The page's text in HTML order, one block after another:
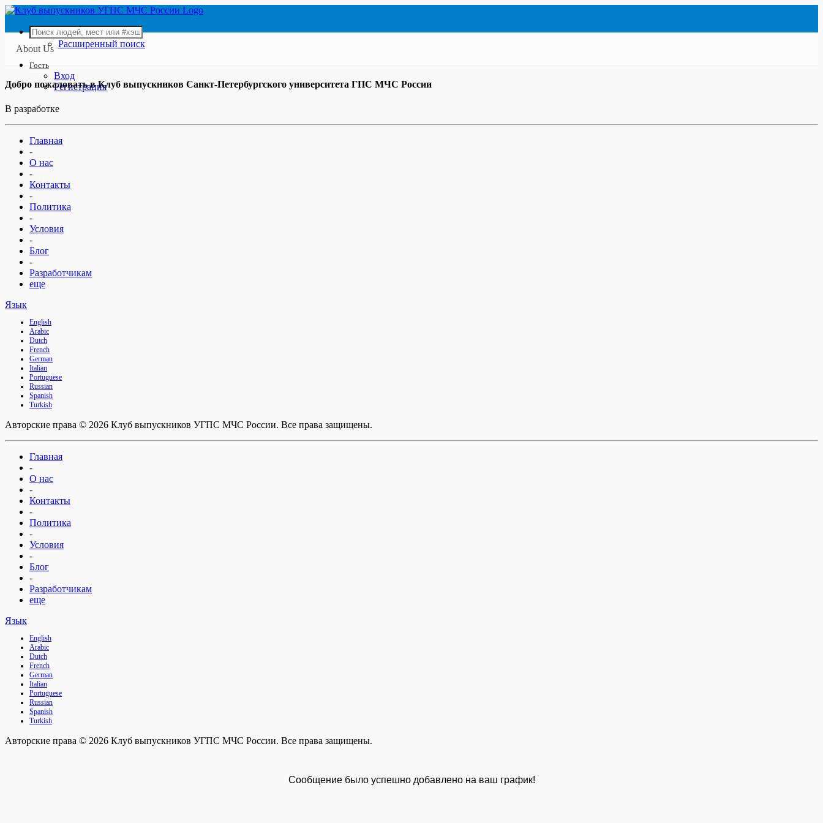
Расширенный поиск
Гость
Вход
Регистрация
About Us
Добро пожаловать в Клуб выпускников Санкт-Петербургского университета ГПС МЧС России
В разработке
Главная
-
О нас
-
Контакты
-
Политика
-
Условия
-
Блог
-
Разработчикам
еще
Язык
English
Arabic
Dutch
French
German
Italian
Portuguese
Russian
Spanish
Turkish
Авторские права © 2026 Клуб выпускников УГПС МЧС России. Все права защищены.
Главная
-
О нас
-
Контакты
-
Политика
-
Условия
-
Блог
-
Разработчикам
еще
Язык
English
Arabic
Dutch
French
German
Italian
Portuguese
Russian
Spanish
Turkish
Авторские права © 2026 Клуб выпускников УГПС МЧС России. Все права защищены.
Сообщение было успешно добавлено на ваш график!